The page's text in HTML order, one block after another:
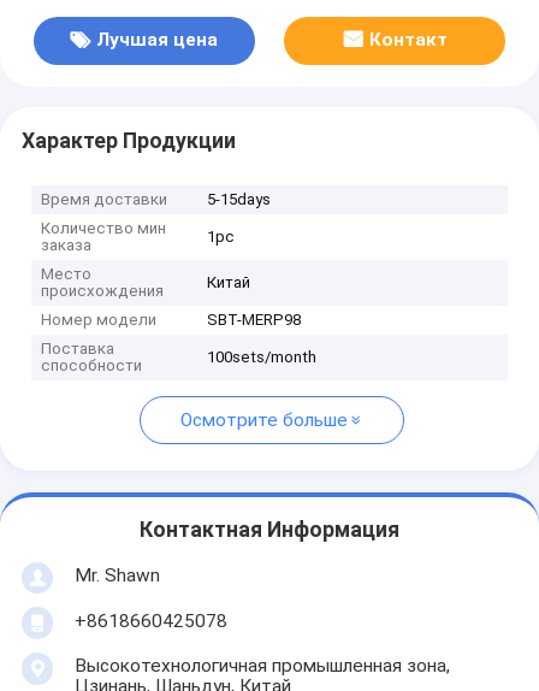
Лучшая цена Контакт
Характер Продукции
Время доставки
5-15days
Количество мин
заказа
1pc
Место
происхождения
Китай
Номер модели
SBT-MERP98
Поставка
способности
100sets/month
Осмотрите больше
Контактная Информация
Mr. Shawn
+8618660425078
Высокотехнологичная промышленная зона,
Цзинань, Шаньдун, Китай